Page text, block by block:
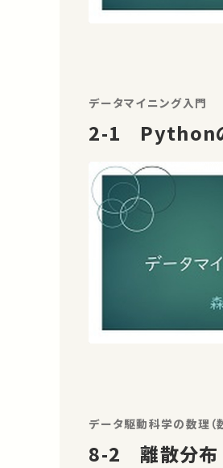
データマイニング入門
2-1 Python
データ駆動科学の数理（
8-2 離散分布